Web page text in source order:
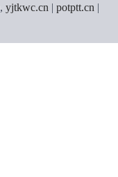
, yjtkwc.cn | potptt.cn |